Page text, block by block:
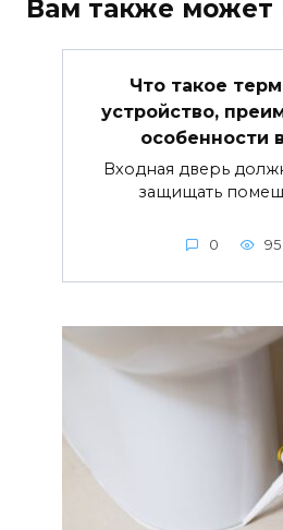
Вам также может
Что такое
устройство,
особенности
Входная дверь
защищать
0 95